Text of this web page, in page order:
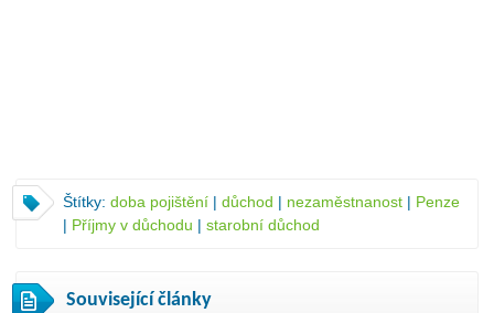
Štítky: doba pojištění | důchod | nezaměstnanost | Penze
| Příjmy v důchodu | starobní důchod
Související články